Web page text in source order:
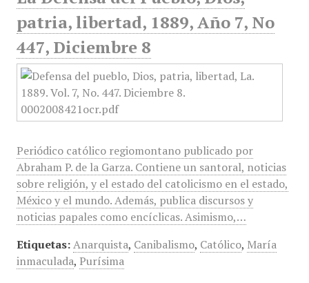
patria, libertad, 1889, Año 7, No
447, Diciembre 8
Periódico católico regiomontano publicado por
Abraham P. de la Garza. Contiene un santoral, noticias
sobre religión, y el estado del catolicismo en el estado,
México y el mundo. Además, publica discursos y
noticias papales como encíclicas. Asimismo,…
Etiquetas: Anarquista, Canibalismo, Católico, María
inmaculada, Purísima